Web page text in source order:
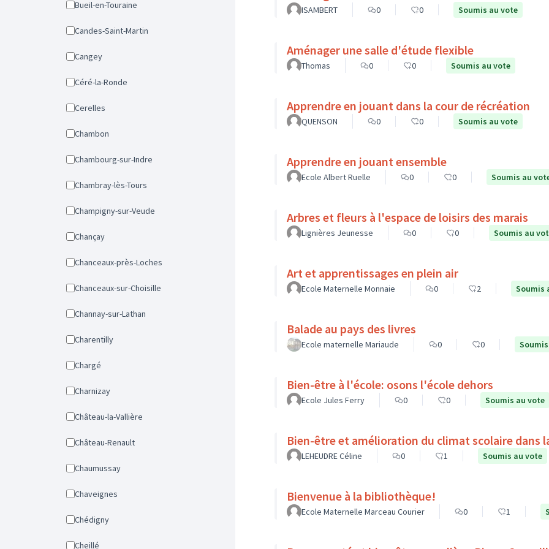
Bueil-en-Touraine
Candes-Saint-Martin
Cangey
Céré-la-Ronde
Cerelles
Chambon
Chambourg-sur-Indre
Chambray-lès-Tours
Champigny-sur-Veude
Chançay
Chanceaux-près-Loches
Chanceaux-sur-Choisille
Channay-sur-Lathan
Charentilly
Chargé
Charnizay
Château-la-Vallière
Château-Renault
Chaumussay
Chaveignes
Chédigny
Cheillé
ISAMBERT 0 0 Soumis au vote
Aménager une salle d'étude flexible
Thomas 0 0 Soumis au vote
Apprendre en jouant dans la cour de récréation
QUENSON 0 0 Soumis au vote
Apprendre en jouant ensemble
Ecole Albert Ruelle 0 0 Soumis au
Arbres et fleurs à l'espace de loisirs des marais
Lignières Jeunesse 0 0 Soumis au
Art et apprentissages en plein air
Ecole Maternelle Monnaie 0 2 Soumis
Balade au pays des livres
Ecole maternelle Mariaude 0 0
Bien-être à l'école: osons l'école dehors
Ecole Jules Ferry 0 0 Soumis au vote
Bien-être et amélioration du climat scolaire dans
LEHEUDRE Céline 0 1 Soumis au vote
Bienvenue à la bibliothèque!
Ecole Maternelle Marceau Courier 0 1